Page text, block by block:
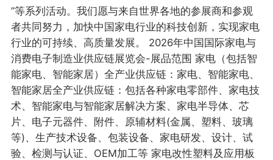
”等系列活动。我们愿与来自世界各地的参展商和参观
者共同努力，加快中国家电行业的科技创新，实现家电
行业的可持续、高质量发展。 2026年中国国际家电与
消费电子制造业供应链展览会-展品范围 家电（包括智
能家电、智能家居）全产业供应链：家电、智能家电、
智能家居全产业供应链：包括各种家电零部件、家电技
术、智能家电与智能家居解决方案、家电半导体、芯
片、电子元器件、附件、原辅材料(金属、塑料、玻璃
等)、生产技术设备、包装设备、家电研发、设计、试
验、检测与认证、OEM加工等 家电改性塑料及应用板